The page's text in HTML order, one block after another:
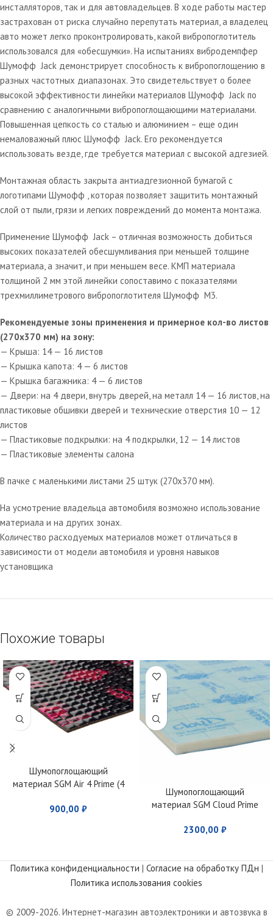
инсталляторов, так и для автовладельцев. В ходе работы мастер
застрахован от риска случайно перепутать материал, а владелец
авто может легко проконтролировать, какой вибропоглотитель
использовался для «обесшумки». На испытаниях вибродемпфер
Шумофф Jack демонстрирует способность к вибропоглощению в
разных частотных диапазонах. Это свидетельствует о более
высокой эффективности линейки материалов Шумофф Jack по
сравнению с аналогичными вибропоглощающими материалами.
Повышенная цепкость со сталью и алюминием – еще один
немаловажный плюс Шумофф Jack. Его рекомендуется
использовать везде, где требуется материал с высокой адгезией.
Монтажная область закрыта антиадгезионной бумагой с
логотипами Шумофф , которая позволяет защитить монтажный
слой от пыли, грязи и легких повреждений до момента монтажа.
Применение Шумофф Jack – отличная возможность добиться
высоких показателей обесшумливания при меньшей толщине
материала, а значит, и при меньшем весе. КМП материала
толщиной 2 мм этой линейки сопоставимо с показателями
трехмиллиметрового вибропоглотителя Шумофф М3.
Рекомендуемые зоны применения и примерное кол-во листов
(270х370 мм) на зону:
— Крыша: 14 — 16 листов
— Крышка капота: 4 — 6 листов
— Крышка багажника: 4 — 6 листов
— Двери: на 4 двери, внутрь дверей, на металл 14 — 16 листов, на
пластиковые обшивки дверей и технические отверстия 10 — 12
листов
— Пластиковые подкрылки: на 4 подкрылки, 12 — 14 листов
— Пластиковые элементы салона
В пачке с маленькими листами 25 штук (270х370 мм).
На усмотрение владельца автомобиля возможно использование
материала и на других зонах.
Количество расходуемых материалов может отличаться в
зависимости от модели автомобиля и уровня навыков
установщика
Похожие товары
Шумопоглощающий
материал SGM Air 4 Prime (4
900,00 ₽
Шумопоглощающий
материал SGM Cloud Prime
2300,00 ₽
Политика конфиденциальности | Согласие на обработку ПДн |
Политика использования cookies
© 2009-2026. Интернет-магазин автоэлектроники и автозвука в